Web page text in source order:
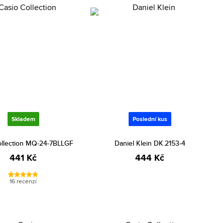
Skladem
MQ-24-7BLLGF
441 Kč
16 recenzí
Poslední kus
Daniel Klein DK.2153-4
444 Kč